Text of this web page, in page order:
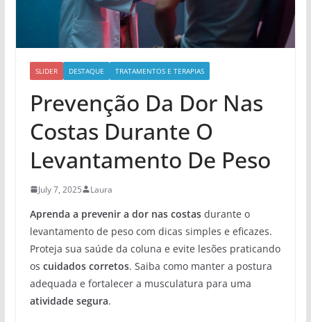
SLIDER DESTAQUE TRATAMENTOS E TERAPIAS
Prevenção Da Dor Nas
Costas Durante O
Levantamento De Peso
July 7, 2025 Laura
Aprenda a prevenir a dor nas costasdurante o
levantamento de peso com dicas simples e eficazes.
Proteja sua saúde da coluna e evite lesões praticando
os cuidados corretos. Saiba como manter a postura
adequada e fortalecer a musculatura para uma
atividade segura.